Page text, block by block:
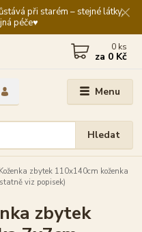
při starém – stejné látky,
péče♥️
Menu
Hledat
0 ks
za 0 Kč
zbytek 110x140cm koženka
viz popisek)
zbytek